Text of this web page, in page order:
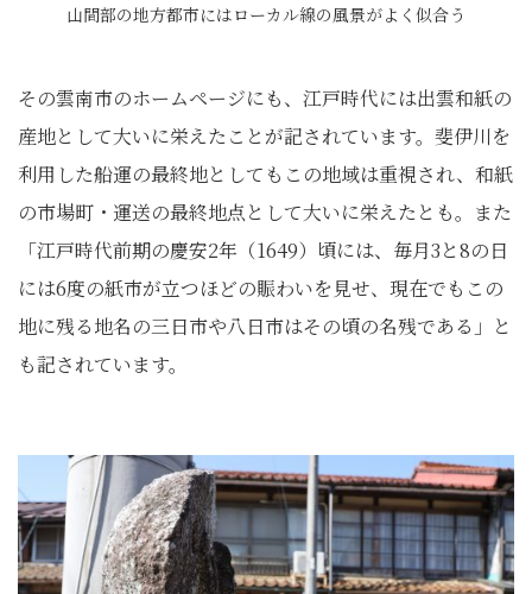
山間部の地方都市にはローカル線の風景がよく似合う
その雲南市のホームページにも、江戸時代には出雲和紙の
産地として大いに栄えたことが記されています。斐伊川を
利用した船運の最終地としてもこの地域は重視され、和紙
の市場町・運送の最終地点として大いに栄えたとも。また
「江戸時代前期の慶安2年（1649）頃には、毎月3と8の日
には6度の紙市が立つほどの賑わいを見せ、現在でもこの
地に残る地名の三日市や八日市はその頃の名残である」と
も記されています。